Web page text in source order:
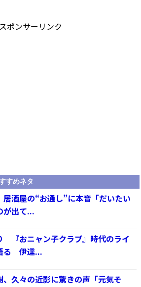
スポンサーリンク
すめネタ
居酒屋の“お通し”に本音「だいたい
が出て...
『おニャン子クラブ』時代のライ
る 伊達...
、久々の近影に驚きの声「元気そ